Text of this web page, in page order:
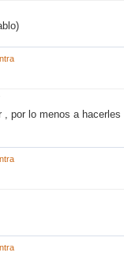
por lo menos a